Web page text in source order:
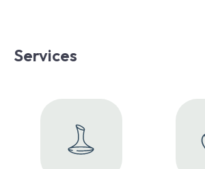
Services